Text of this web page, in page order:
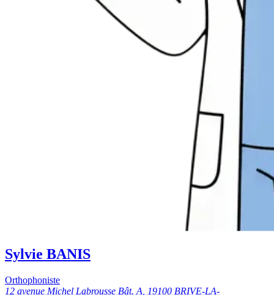
Sylvie BANIS
Orthophoniste
12 avenue Michel Labrousse Bât. A, 19100 BRIVE-LA-